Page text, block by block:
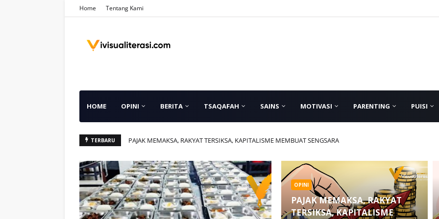
Home Tentang Kami
HOME OPINI BERITA TSAQAFAH SAINS MOTIVASI PARENTING PUISI
TERBARU PAJAK MEMAKSA, RAKYAT TERSIKSA, KAPITALISME MEMBUAT SENGSARA
OPINI
PAJAK MEMAKSA, RAKYAT
TERSIKSA, KAPITALISME